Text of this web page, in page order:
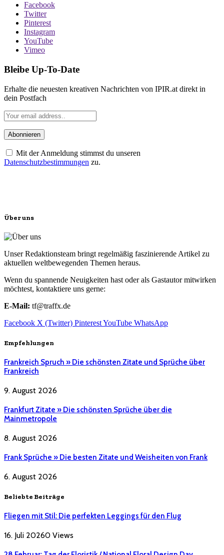
Facebook
Twitter
Pinterest
Instagram
YouTube
Vimeo
Bleibe Up-To-Date
Erhalte die neuesten kreativen Nachrichten von IPIR.at direkt in
dein Postfach
Mit der Anmeldung stimmst du unseren
Datenschutzbestimmungen zu.
Über uns
Unser Redaktionsteam bringt regelmäßig faszinierende Artikel zu
aktuellen weltbewegenden Themen heraus.
Wenn du spannende Neuigkeiten hast oder als Gastautor mitwirken
möchtest, kontaktiere uns gerne:
E-Mail: tf@traffx.de
Facebook X (Twitter) PinterestYouTube WhatsApp
Empfehlungen
Frankreich Spruch » Die schönsten Zitate und Sprüche über
Frankreich
9. August 2026
Frankfurt Zitate » Die schönsten Sprüche über die
Mainmetropole
8. August 2026
Frank Sprüche » Die besten Zitate und Weisheiten von Frank
6. August 2026
Beliebte Beiträge
Fliegen mit Stil: Die perfekten Leggings für den Flug
16. Juli 20260 Views